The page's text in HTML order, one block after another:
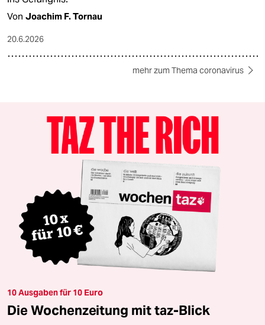
Von Joachim F. Tornau
20.6.2026
mehr zum Thema coronavirus
10 Ausgaben für 10 Euro
Die Wochenzeitung mit taz-Blick